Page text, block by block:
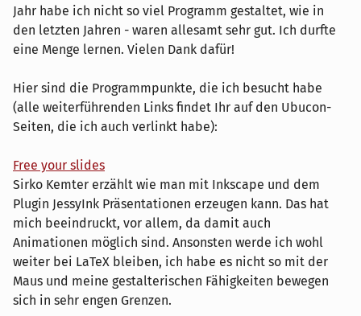
Jahr habe ich nicht so viel Programm gestaltet, wie in
den letzten Jahren - waren allesamt sehr gut. Ich durfte
eine Menge lernen. Vielen Dank dafür!
Hier sind die Programmpunkte, die ich besucht habe
(alle weiterführenden Links findet Ihr auf den Ubucon-
Seiten, die ich auch verlinkt habe):
Free your slides
Sirko Kemter erzählt wie man mit Inkscape und dem
Plugin JessyInk Präsentationen erzeugen kann. Das hat
mich beeindruckt, vor allem, da damit auch
Animationen möglich sind. Ansonsten werde ich wohl
weiter bei LaTeX bleiben, ich habe es nicht so mit der
Maus und meine gestalterischen Fähigkeiten bewegen
sich in sehr engen Grenzen.